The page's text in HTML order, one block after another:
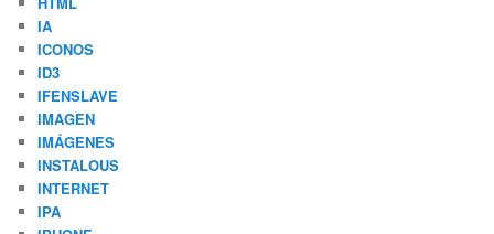
IA
ICONOS
ID3
IFENSLAVE
IMAGEN
IMÁGENES
INSTALOUS
INTERNET
IPA